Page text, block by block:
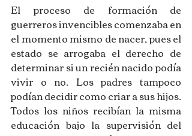
El proceso de formación de
guerreros invencibles comenzaba en
el momento mismo de nacer, pues el
estado se arrogaba el derecho de
determinar si un recién nacido podía
vivir o no. Los padres tampoco
podían decidir como criar a sus hijos.
Todos los niños recibían la misma
educación bajo la supervisión del